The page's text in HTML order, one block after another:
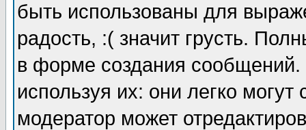
быть использованы для
радость, :( значит грусть.
в форме создания сообщений.
используя их: они легко
модератор может